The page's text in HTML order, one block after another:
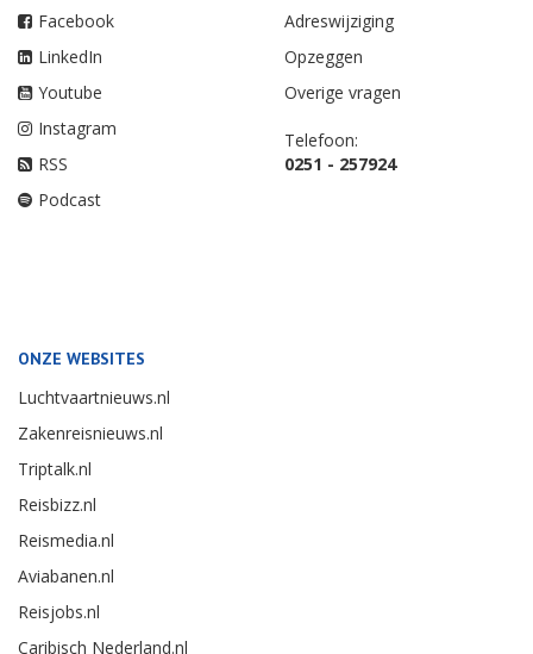
Facebook
LinkedIn
Youtube
Instagram
RSS
Podcast
Adreswijziging
Opzeggen
Overige vragen
Telefoon:
0251 - 257924
ONZE WEBSITES
Luchtvaartnieuws.nl
Zakenreisnieuws.nl
Triptalk.nl
Reisbizz.nl
Reismedia.nl
Aviabanen.nl
Reisjobs.nl
Caribisch Nederland.nl